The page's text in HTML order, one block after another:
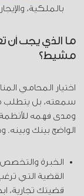
بالملكية،
ما الذي يجب
مشيط؟
اختيار المحامي
سمعته، بل يتطلب
ومدى فهمه للأنظمة
الواضح بينك
الخبرة
القضية التي
قضيتك تجارية،